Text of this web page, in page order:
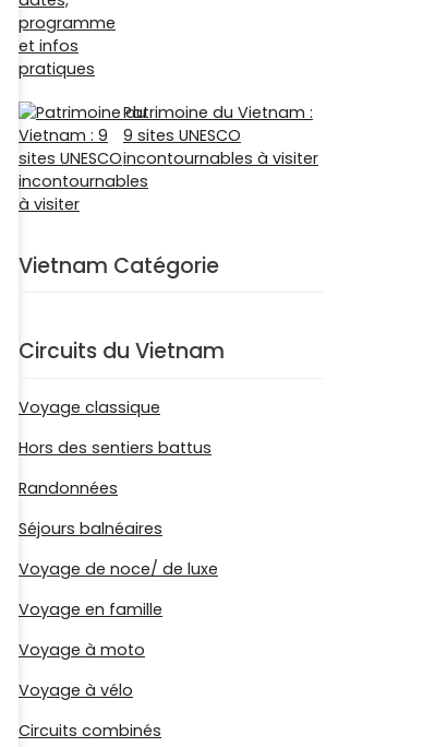
Patrimoine du Vietnam :
9 sites UNESCO
incontournables à visiter
Vietnam Catégorie
Circuits du Vietnam
Voyage classique
Hors des sentiers battus
Randonnées
Séjours balnéaires
Voyage de noce/ de luxe
Voyage en famille
Voyage à moto
Voyage à vélo
Circuits combinés